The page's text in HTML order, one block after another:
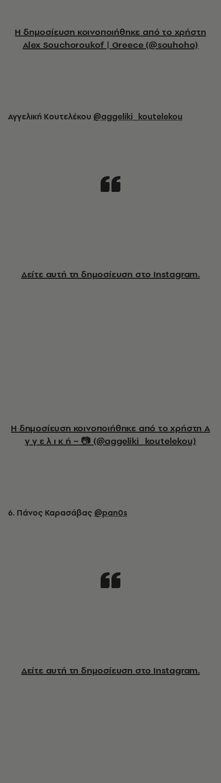
Η δημοσίευση κοινοποιήθηκε από το χρήστη
Alex Souchoroukof | Greece (@souhoho)
Αγγελική Κουτελέκου @aggeliki_koutelekou
Δείτε αυτή τη δημοσίευση στο Instagram.
Η δημοσίευση κοινοποιήθηκε από το χρήστη Α
γ γ ε λ ι κ ή ~ 📷 (@aggeliki_koutelekou)
6. Πάνος Καρασάβας @pan0s
Δείτε αυτή τη δημοσίευση στο Instagram.